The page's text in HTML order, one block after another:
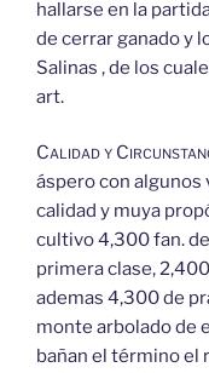
hallarse en la
de cerrar ganado y
Salinas , de los
art.
Calidady
áspero con algunos
calidad y muya
cultivo 4,300 fan.
primera clase,
ademas 4,300 de
monte arbolado de
bañan el término el